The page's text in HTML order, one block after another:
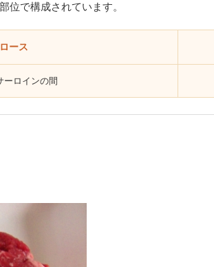
位で構成されています。
ース
ーロインの間